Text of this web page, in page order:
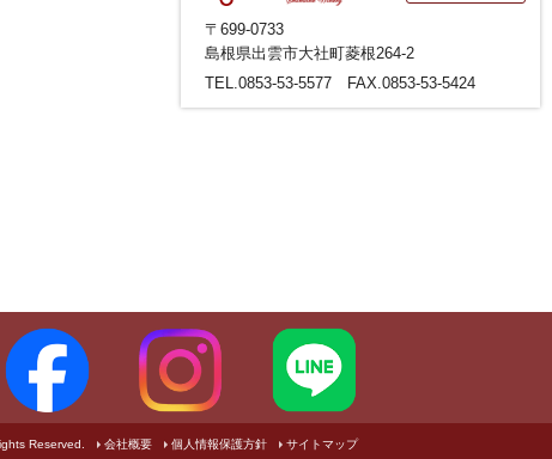
〒699-0733
島根県出雲市大社町菱根264-2
TEL.0853-53-5577 FAX.0853-53-5424
Reserved. 会社概要 個人情報保護方針 サイトマップ